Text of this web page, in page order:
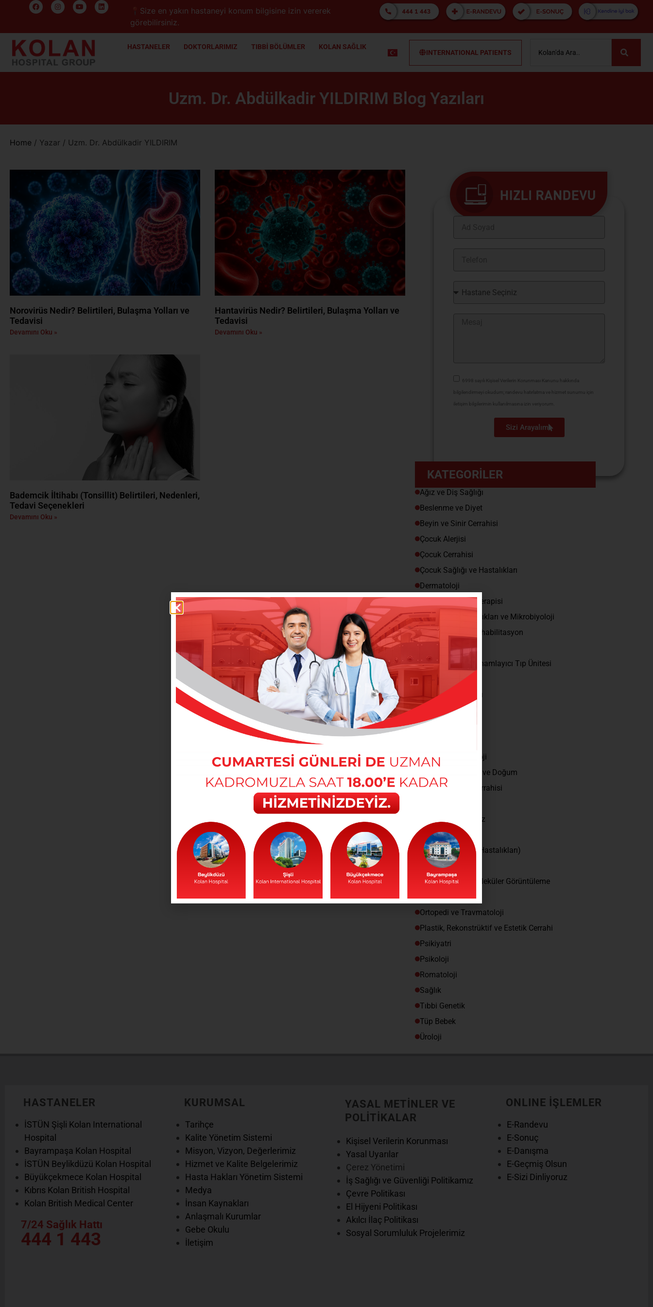
📍Size en yakın hastaneyi konum bilgisine izin vererek
görebilirsiniz.
HASTANELER DOKTORLARIMIZ TIBBİ BÖLÜMLER KOLAN SAĞLIK
INTERNATIONAL PATIENTS
Uzm. Dr. Abdülkadir YILDIRIM Blog Yazıları
Home / Yazar / Uzm. Dr. Abdülkadir YILDIRIM
Norovirüs Nedir? Belirtileri, Bulaşma Yolları ve
Tedavisi
Devamını Oku »
Hantavirüs Nedir? Belirtileri, Bulaşma Yolları ve
Tedavisi
Devamını Oku »
Bademcik İltihabı (Tonsillit) Belirtileri, Nedenleri,
Tedavi Seçenekleri
Devamını Oku »
6998 sayılı Kişisel Verilerin Korunması Kanunu hakkında
bilgilendirmeyi okudum; randevu hatırlatma ve hizmet sunumu için
iletişim bilgilerimin kullanılmasına izin veriyorum.
Sizi Arayalım
KATEGORİLER
Ağız ve Diş Sağlığı
Beslenme ve Diyet
Beyin ve Sinir Cerrahisi
Çocuk Alerjisi
Çocuk Cerrahisi
Çocuk Sağlığı ve Hastalıkları
Dermatoloji
Dil ve Konuşma Terapisi
Enfeksiyon Hastalıkları ve Mikrobiyoloji
Fizik Tedavi ve Rehabilitasyon
Gastroenteroloji
Geleneksel ve Tamamlayıcı Tıp Ünitesi
Genel Cerrahi
Göğüs Hastalıkları
Göz Hastaliklari
Hematoloji
Jinekolojik Onkoloji
Kadın Hastalıkları ve Doğum
Kalp ve Damar Cerrahisi
Kulak Burun Boğaz
Medikal Onkoloji
Nefroloji (Böbrek Hastalıkları)
Nöroloji
Nükleer Tıp ve Moleküler Görüntüleme
Obezite Cerrahisi
Ortopedi ve Travmatoloji
Plastik, Rekonstrüktif ve Estetik Cerrahi
Psikiyatri
Psikoloji
Romatoloji
Sağlık
Tıbbi Genetik
Tüp Bebek
Üroloji
HASTANELER
İSTÜN Şişli Kolan International
Hospital
Bayrampaşa Kolan Hospital
İSTÜN Beylikdüzü Kolan Hospital
Büyükçekmece Kolan Hospital
Kıbrıs Kolan British Hospital
Kolan British Medical Center
7/24 Sağlık Hattı
444 1 443
KURUMSAL
Tarihçe
Kalite Yönetim Sistemi
Misyon, Vizyon, Değerlerimiz
Hizmet ve Kalite Belgelerimiz
Hasta Hakları Yönetim Sistemi
Medya
İnsan Kaynakları
Anlaşmalı Kurumlar
Gebe Okulu
İletişim
YASAL METİNLER VE
POLİTİKALAR
Kişisel Verilerin Korunması
Yasal Uyarılar
Çerez Yönetimi
İş Sağlığı ve Güvenliği Politikamız
Çevre Politikası
El Hijyeni Politikası
Akılcı İlaç Politikası
Sosyal Sorumluluk Projelerimiz
ONLINE İŞLEMLER
E-Randevu
E-Sonuç
E-Danışma
E-Geçmiş Olsun
E-Sizi Dinliyoruz